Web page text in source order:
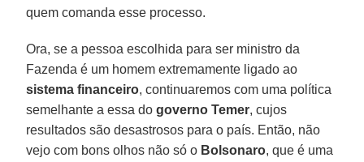
quem comanda esse processo.
Ora, se a pessoa escolhida para ser ministro da
Fazenda é um homem extremamente ligado ao
sistema financeiro, continuaremos com uma política
semelhante a essa dogoverno Temer, cujos
resultados são desastrosos para o país. Então, não
vejo com bons olhos não só o Bolsonaro, que é uma